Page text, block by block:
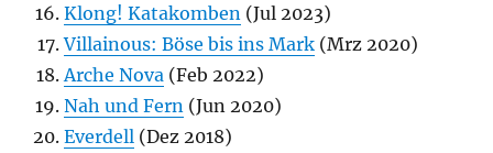
Klong! Katakomben (Jul 2023)
Villainous: Böse bis ins Mark (Mrz 2020)
Arche Nova (Feb 2022)
Nah und Fern (Jun 2020)
Everdell (Dez 2018)